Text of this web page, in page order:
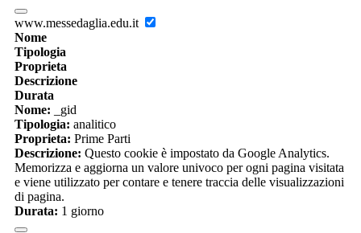
www.messedaglia.edu.it
Nome
Tipologia
Proprieta
Descrizione
Durata
Nome: _gid
Tipologia: analitico
Proprieta: Prime Parti
Descrizione: Questo cookie è impostato da Google Analytics.
Memorizza e aggiorna un valore univoco per ogni pagina visitata
e viene utilizzato per contare e tenere traccia delle visualizzazioni
di pagina.
Durata: 1 giorno